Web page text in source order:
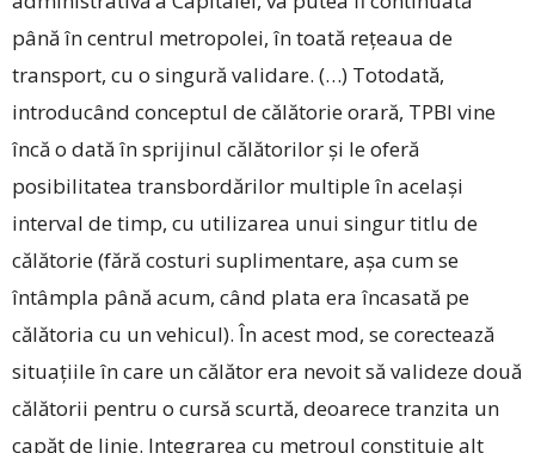
până în centrul metropolei, în toată reţeaua de
transport, cu o singură validare. (…) Totodată,
introducând conceptul de călătorie orară, TPBI vine
încă o dată în sprijinul călătorilor şi le oferă
posibilitatea transbordărilor multiple în acelaşi
interval de timp, cu utilizarea unui singur titlu de
călătorie (fără costuri suplimentare, aşa cum se
întâmpla până acum, când plata era încasată pe
călătoria cu un vehicul). În acest mod, se corectează
situaţiile în care un călător era nevoit să valideze două
călătorii pentru o ­cursă scurtă, deoarece tranzita un
capăt de linie. Integrarea cu metroul constituie alt